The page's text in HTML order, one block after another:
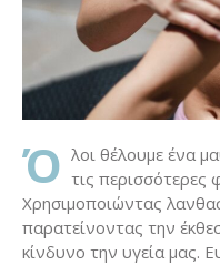
Ό λοι θέλουμε ένα
τις περισσότερες
Χρησιμοποιώντας
παρατείνοντας την
κίνδυνο την υγεία μας.